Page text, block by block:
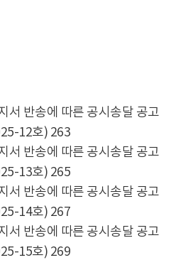
서 반송에 따른 공시송달 공고
12호) 263
서 반송에 따른 공시송달 공고
13호) 265
서 반송에 따른 공시송달 공고
14호) 267
서 반송에 따른 공시송달 공고
15호) 269